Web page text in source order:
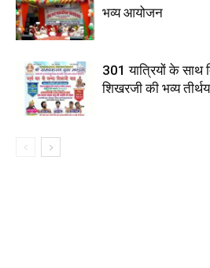
भव्य आयोजन
301 यात्रियों के साथ
शिखरजी की भव्य